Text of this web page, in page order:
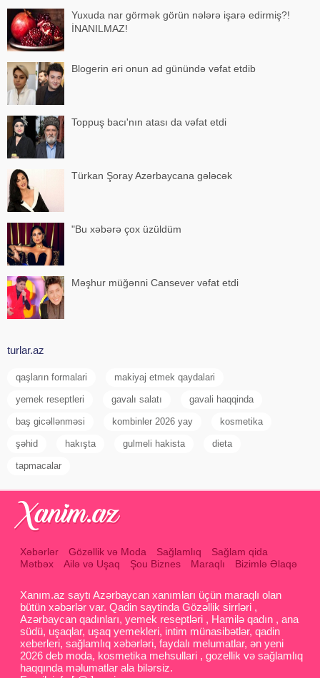
Yuxuda nar görmək görün nələrə işarə edirmiş?!
İNANILMAZ!
Blogerin əri onun ad günündə vəfat etdib
Toppuş bacı'nın atası da vəfat etdi
Türkan Şoray Azərbaycana gələcək
"Bu xəbərə çox üzüldüm
Məşhur müğənni Cansever vəfat etdi
turlar.az
qaşların formalari makiyaj etmek qaydalari
yemek reseptleri gavalı salatı gavali haqqinda
baş gicəllənməsi kombinler 2026 yay kosmetika
şəhid hakışta gulmeli hakista dieta
tapmacalar
Xəbərlər Gözəllik və Moda Sağlamlıq
Sağlam qida
Mətbəx
Ailə və Uşaq Şou Biznes Maraqlı Bizimlə Əlaqə
Xanım.az saytı Azərbaycan xanımları üçün maraqlı olan
bütün xəbərlər var. Qadin saytinda Gözəllik sirrləri ,
Azərbaycan qadınları, yemek reseptləri , Hamilə qadın , ana
südü, uşaqlar, uşaq yemekleri, intim münasibətlər, qadin
xeberleri, sağlamlıq xəbərləri, faydalı melumatlar, ən yeni
2026 deb moda, kosmetika mehsullari , gozellik və sağlamlıq
haqqında məlumatlar ala bilərsiz.